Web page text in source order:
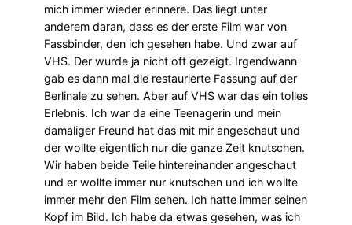
mich immer wieder erinnere. Das liegt unter
anderem daran, dass es der erste Film war von
Fassbinder, den ich gesehen habe. Und zwar auf
VHS. Der wurde ja nicht oft gezeigt. Irgendwann
gab es dann mal die restaurierte Fassung auf der
Berlinale zu sehen. Aber auf VHS war das ein tolles
Erlebnis. Ich war da eine Teenagerin und mein
damaliger Freund hat das mit mir angeschaut und
der wollte eigentlich nur die ganze Zeit knutschen.
Wir haben beide Teile hintereinander angeschaut
und er wollte immer nur knutschen und ich wollte
immer mehr den Film sehen. Ich hatte immer seinen
Kopf im Bild. Ich habe da etwas gesehen, was ich